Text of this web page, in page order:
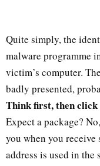
Quite simply, the
malware programme
victim’s computer.
badly presented,
Think first, then click
Expect a package?
you when you
address is used in